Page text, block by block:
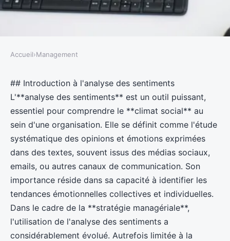
MANAGEMENT
Exploiter l"Analyse des
Sentiments : Une Stratégie
Innovante pour les Managers
visant à Décrypter le Climat
Social en Entreprise
Antonin•4 février 2025•5 min de lecture
Accueil›Management
## Introduction à l'analyse des sentiments
L'**analyse des sentiments** est un outil puissant,
essentiel pour comprendre le **climat social** au
sein d'une organisation. Elle se définit comme l'étude
systématique des opinions et émotions exprimées
dans des textes, souvent issus des médias sociaux,
emails, ou autres canaux de communication. Son
importance réside dans sa capacité à identifier les
tendances émotionnelles collectives et individuelles.
Dans le cadre de la **stratégie managériale**,
l'utilisation de l'analyse des sentiments a
considérablement évolué. Autrefois limitée à la